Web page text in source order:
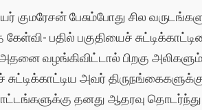
குமரேசன் பேசும்போது சில
கேள்வி- பதில் பகுதியைச்
வழங்கிவிட்டால் பிறகு
அவர்
தனது ஆதரவு தொடர்ந்து